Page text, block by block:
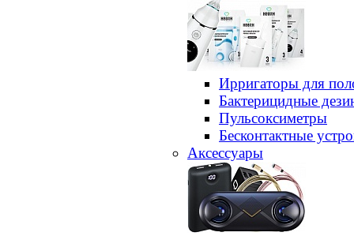
Ирригаторы для
Бактерицидные
Пульсоксиметры
Бесконтактные
Аксессуары